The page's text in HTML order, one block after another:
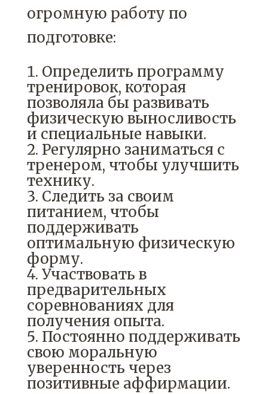
огромную работу по
подготовке:
Определить программу
тренировок, которая
позволяла бы развивать
физическую выносливость
и специальные навыки.
Регулярно заниматься с
тренером, чтобы улучшить
технику.
Следить за своим
питанием, чтобы
поддерживать
оптимальную физическую
форму.
Участвовать в
предварительных
соревнованиях для
получения опыта.
Постоянно поддерживать
свою моральную
уверенность через
позитивные аффирмации.